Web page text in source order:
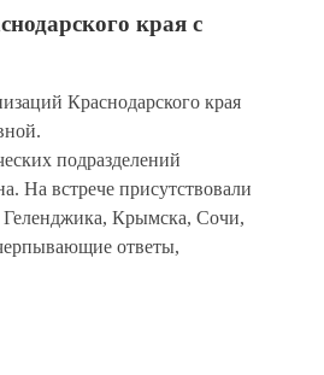
края с
Краснодарского края
подразделений
На встрече присутствовали
Крымска, Сочи,
ответы,